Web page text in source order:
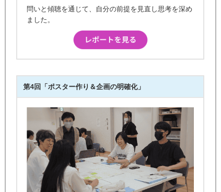
問いと傾聴を通じて、自分の前提を見直し思考を深め
ました。
第4回「ポスター作り＆企画の明確化」